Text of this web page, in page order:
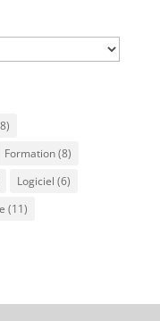
Formation(8)
Logiciel (6)
(11)